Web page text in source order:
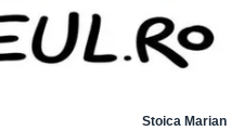
Stoica Marian